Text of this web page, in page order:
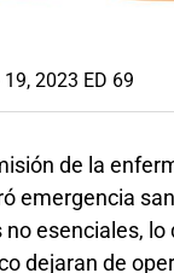
2023 ED 69
de la
emergencia
esenciales, lo
dejaran de